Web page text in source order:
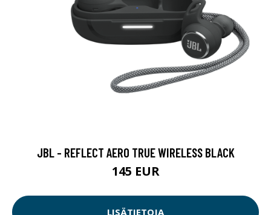
JBL - REFLECT AERO TRUE WIRELESS BLACK
145 EUR
LISÄTIETOJA